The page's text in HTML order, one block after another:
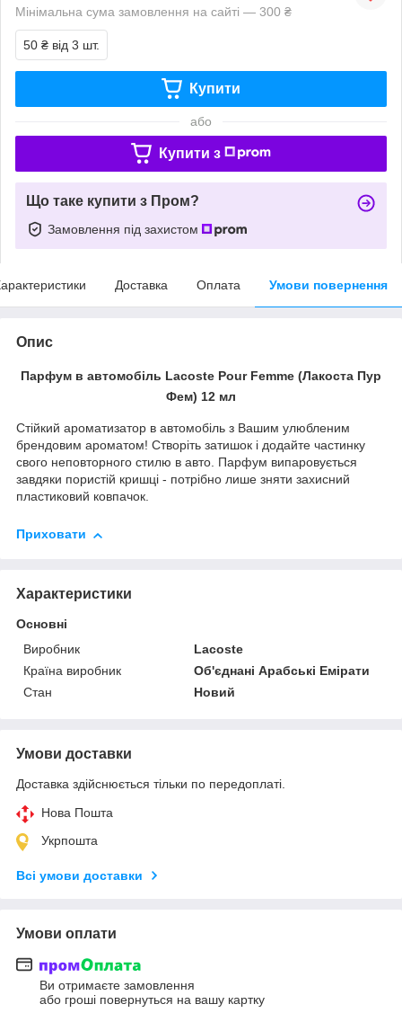
Мінімальна сума замовлення на сайті — 300 ₴
50 ₴ від 3 шт.
Купити
або
Купити з
Що таке купити з Пром?
Замовлення під захистом
Доставка Оплата Умови повернення
Опис
Парфум в автомобіль Lacoste Pour Femme (Лакоста Пур
Фем) 12 мл
Стійкий ароматизатор в автомобіль з Вашим улюбленим
брендовим ароматом! Створіть затишок і додайте частинку
свого неповторного стилю в авто. Парфум випаровується
завдяки пористій кришці - потрібно лише зняти захисний
пластиковий ковпачок.
Приховати
Характеристики
Основні
Виробник
Lacoste
Країна виробник
Об'єднані Арабські Емірати
Стан
Новий
Умови доставки
Доставка здійснюється тільки по передоплаті.
Нова Пошта
Укрпошта
Всі умови доставки
Умови оплати
Ви отримаєте замовлення
або гроші повернуться на вашу картку